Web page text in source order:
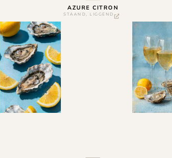
AZURE CITRON
STAAND, LIGGEND